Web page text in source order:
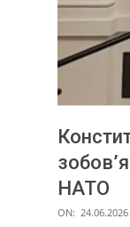
НАТО
ON: 24.06.2026